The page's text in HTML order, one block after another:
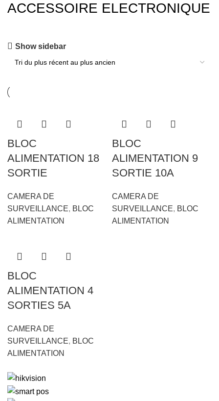
ACCESSOIRE ELECTRONIQUE
Show sidebar
BLOC
ALIMENTATION 18
SORTIE
CAMERA DE
SURVEILLANCE, BLOC
ALIMENTATION
BLOC
ALIMENTATION 9
SORTIE 10A
CAMERA DE
SURVEILLANCE, BLOC
ALIMENTATION
BLOC
ALIMENTATION 4
SORTIES 5A
CAMERA DE
SURVEILLANCE, BLOC
ALIMENTATION